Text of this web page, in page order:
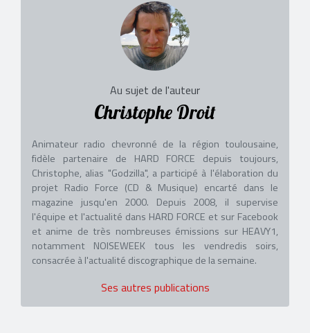
Au sujet de l'auteur
Christophe Droit
Animateur radio chevronné de la région toulousaine,
fidèle partenaire de HARD FORCE depuis toujours,
Christophe, alias "Godzilla", a participé à l'élaboration du
projet Radio Force (CD & Musique) encarté dans le
magazine jusqu'en 2000. Depuis 2008, il supervise
l'équipe et l'actualité dans HARD FORCE et sur Facebook
et anime de très nombreuses émissions sur HEAVY1,
notamment NOISEWEEK tous les vendredis soirs,
consacrée à l'actualité discographique de la semaine.
Ses autres publications